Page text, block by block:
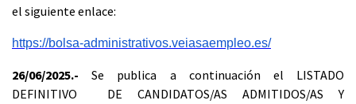
el siguiente enlace:
https://bolsa-administrativos.veiasaempleo.es/
26/06/2025.-Se publica a continuación el LISTADO
DEFINITIVO DE CANDIDATOS/AS ADMITIDOS/AS Y